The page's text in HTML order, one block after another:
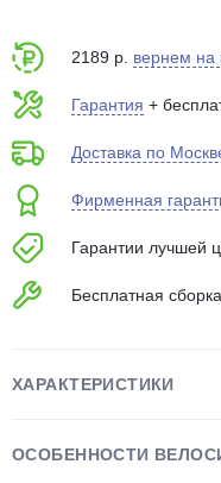
2189 р. вернем на
Гарантия +
Доставка по
Фирменная
Гарантии лучшей
Бесплатная
ХАРАКТЕРИСТИКИ
ОСОБЕННОСТИ
Подробнее